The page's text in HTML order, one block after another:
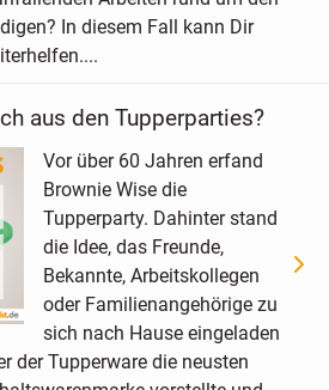
In diesem Fall kann Dir
aus den Tupperparties?
Vor über 60 Jahren erfand
Brownie Wise die
Tupperparty. Dahinter stand
die Idee, das Freunde,
Bekannte, Arbeitskollegen
oder Familienangehörige zu
sich nach Hause eingeladen
der Tupperware die neusten